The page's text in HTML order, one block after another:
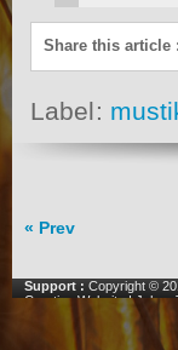
Share this article :
Label:
« Prev
Support : Copyright ©
Creating Website|Johny